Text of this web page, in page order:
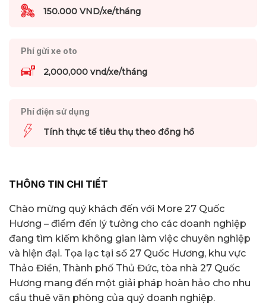
150.000 VND/xe/tháng
Phí gửi xe oto
2,000,000 vnd/xe/tháng
Phí điện sử dụng
Tính thực tế tiêu thụ theo đồng hồ
THÔNG TIN CHI TIẾT
Chào mừng quý khách đến với More 27 Quốc
Hương – điểm đến lý tưởng cho các doanh nghiệp
đang tìm kiếm không gian làm việc chuyên nghiệp
và hiện đại. Tọa lạc tại số 27 Quốc Hương, khu vực
Thảo Điền, Thành phố Thủ Đức, tòa nhà 27 Quốc
Hương mang đến một giải pháp hoàn hảo cho nhu
cầu thuê văn phòng của quý doanh nghiệp.